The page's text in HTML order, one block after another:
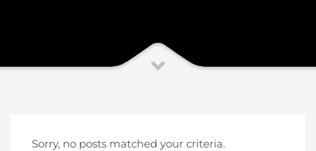
Sorry, no posts matched your criteria.